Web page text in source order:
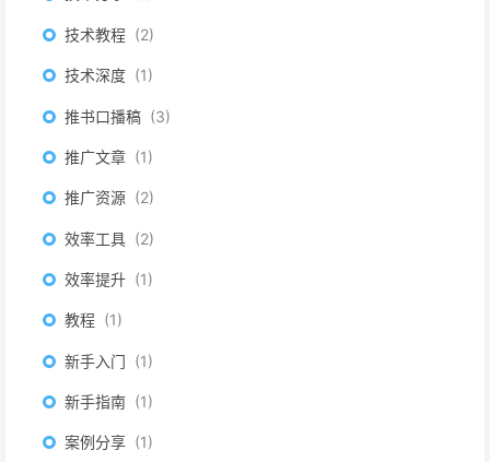
技术教程 2
技术深度 1
推书口播稿 3
推广文章 1
推广资源 2
效率工具 2
效率提升 1
教程 1
新手入门 1
新手指南 1
案例分享 1